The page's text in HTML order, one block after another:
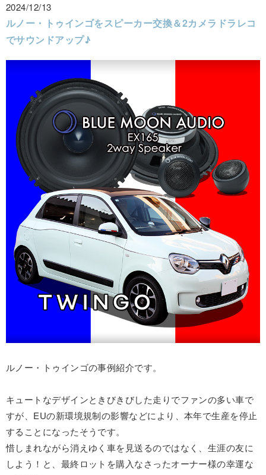
2024/12/13
ルノー・トゥインゴをスピーカー交換＆2カメラドラレコ
でサウンドアップ♪
ルノー・トゥインゴの事例紹介です。
キュートなデザインときびきびした走りでファンの多い車で
すが、EUの新環境規制の影響などにより、本年で生産を停止
することになったそうです。
惜しまれながら消えゆく車を見送るのではなく、生涯の友に
しよう！と、最終ロットを購入なさったオーナー様の幸運な